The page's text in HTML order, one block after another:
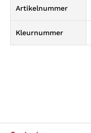
Artikelnummer
Kleurnummer